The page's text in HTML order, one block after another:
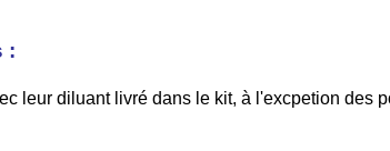
bon d'achat pour chaque parrainage
à la newsletter : 5€ de réduction
:
leur diluant livré dans le kit, à l'excpetion des